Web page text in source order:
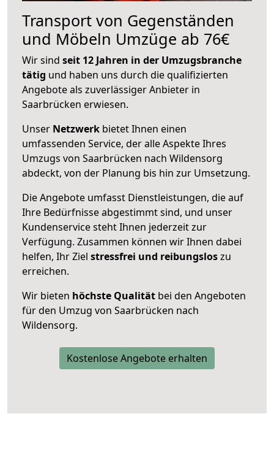
Transport von Gegenständen
und Möbeln Umzüge ab 76€
Wir sind seit 12 Jahren in der Umzugsbranche
tätig und haben uns durch die qualifizierten
Angebote als zuverlässiger Anbieter in
Saarbrücken erwiesen.
Unser Netzwerk bietet Ihnen einen
umfassenden Service, der alle Aspekte Ihres
Umzugs von Saarbrücken nach Wildensorg
abdeckt, von der Planung bis hin zur Umsetzung.
Die Angebote umfasst Dienstleistungen, die auf
Ihre Bedürfnisse abgestimmt sind, und unser
Kundenservice steht Ihnen jederzeit zur
Verfügung. Zusammen können wir Ihnen dabei
helfen, Ihr Ziel stressfrei und reibungsloszu
erreichen.
Wir bieten höchste Qualität bei den Angeboten
für den Umzug von Saarbrücken nach
Wildensorg.
Kostenlose Angebote erhalten